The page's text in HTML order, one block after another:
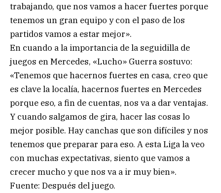
trabajando, que nos vamos a hacer fuertes porque
tenemos un gran equipo y con el paso de los
partidos vamos a estar mejor».
En cuando a la importancia de la seguidilla de
juegos en Mercedes, «Lucho» Guerra sostuvo:
«Tenemos que hacernos fuertes en casa, creo que
es clave la localía, hacernos fuertes en Mercedes
porque eso, a fin de cuentas, nos va a dar ventajas.
Y cuando salgamos de gira, hacer las cosas lo
mejor posible. Hay canchas que son difíciles y nos
tenemos que preparar para eso. A esta Liga la veo
con muchas expectativas, siento que vamos a
crecer mucho y que nos va a ir muy bien».
Fuente: Después del juego.